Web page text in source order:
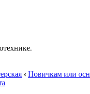
‹ Новичкам или